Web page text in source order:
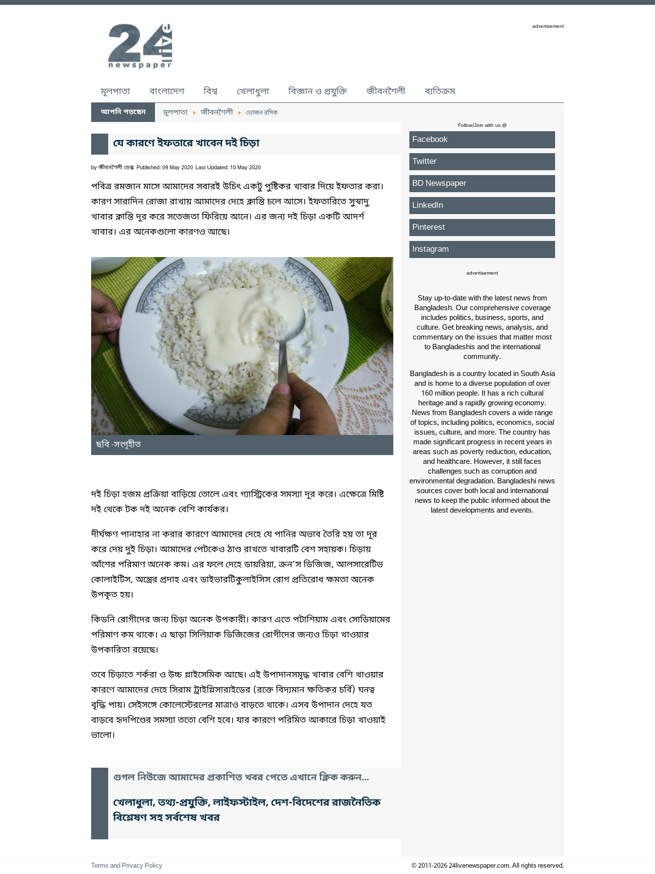
advertisement
মূলপাতা বাংলাদেশ বিশ্ব খেলাধুলা বিজ্ঞান ও প্রযুক্তি জীবনশৈলী ব্যতিক্রম
আপনি পড়ছেন মূলপাতা জীবনশৈলী ভোজন রসিক
যে কারণে ইফতারে খাবেন দই চিড়া
by জীবনশৈলী ডেস্ক Published: 09 May 2020 Last Updated: 10 May 2020
পবিত্র রমজান মাসে আমাদের সবারই উচিৎ একটু পুষ্টিকর খাবার দিয়ে ইফতার করা।
কারণ সারাদিন রোজা রাখায় আমাদের দেহে ক্লান্তি চলে আসে। ইফতারিতে সুস্বাদু
খাবার ক্লান্তি দূর করে সতেজতা ফিরিয়ে আনে। এর জন্য দই চিড়া একটি আদর্শ
খাবার। এর অনেকগুলো কারণও আছে।
ছবি -সংগৃহীত
দই চিড়া হজম প্রক্রিয়া বাড়িয়ে তোলে এবং গ্যাস্ট্রিকের সমস্যা দূর করে। এক্ষেত্রে মিষ্টি
দই থেকে টক দই অনেক বেশি কার্যকর।
দীর্ঘক্ষণ পানাহার না করার কারণে আমাদের দেহে যে পানির অভাব তৈরি হয় তা দূর
করে দেয় দুই চিড়া। আমাদের পেটকেও ঠাণ্ড রাখতে খাবারটি বেশ সহায়ক। চিড়ায়
আঁশের পরিমাণ অনেক কম। এর ফলে দেহে ডায়রিয়া, ক্রন’স ডিজিজ, আলসারেটিভ
কোলাইটিস, অন্ত্রের প্রদাহ এবং ডাইভারটিকুলাইসিস রোগ প্রতিরোধ ক্ষমতা অনেক
উপকৃত হয়।
কিডনি রোগীদের জন্য চিড়া অনেক উপকারী। কারণ এতে পটাশিয়াম এবং সোডিয়ামের
পরিমাণ কম থাকে। এ ছাড়া সিলিয়াক ডিজিজের রোগীদের জন্যও চিড়া খাওয়ার
উপকারিতা রয়েছে।
তবে চিড়াতে শর্করা ও উচ্চ গ্লাইসেমিক আছে। এই উপাদানসমৃদ্ধ খাবার বেশি খাওয়ার
কারণে আমাদের দেহে সিরাম ট্রাইগ্লিসারাইডের (রক্তে বিদ্যমান ক্ষতিকর চর্বি) ঘনত্ব
বৃদ্ধি পায়। সেইসঙ্গে কোলেস্টেরলের মাত্রাও বাড়তে থাকে। এসব উপাদান দেহে যত
বাড়বে হৃদপিণ্ডের সমস্যা ততো বেশি হবে। যার কারণে পরিমিত আকারে চিড়া খাওয়াই
ভালো।
গুগল নিউজে আমাদের প্রকাশিত খবর পেতে এখানে ক্লিক করুন...
খেলাধুলা, তথ্য-প্রযুক্তি, লাইফস্টাইল, দেশ-বিদেশের রাজনৈতিক
বিশ্লেষণ সহ সর্বশেষ খবর
Follow/Join with us @
Facebook
Twitter
BD Newspaper
LinkedIn
Pinterest
Instagram
advertisement
Stay up-to-date with the latest news from
Bangladesh. Our comprehensive coverage
includes politics, business, sports, and
culture. Get breaking news, analysis, and
commentary on the issues that matter most
to Bangladeshis and the international
community.
Bangladesh is a country located in South Asia
and is home to a diverse population of over
160 million people. It has a rich cultural
heritage and a rapidly growing economy.
News from Bangladesh covers a wide range
of topics, including politics, economics, social
issues, culture, and more. The country has
made significant progress in recent years in
areas such as poverty reduction, education,
and healthcare. However, it still faces
challenges such as corruption and
environmental degradation. Bangladeshi news
sources cover both local and international
news to keep the public informed about the
latest developments and events.
Terms and Privacy Policy © 2011-2026 24livenewspaper.com. All rights reserved.